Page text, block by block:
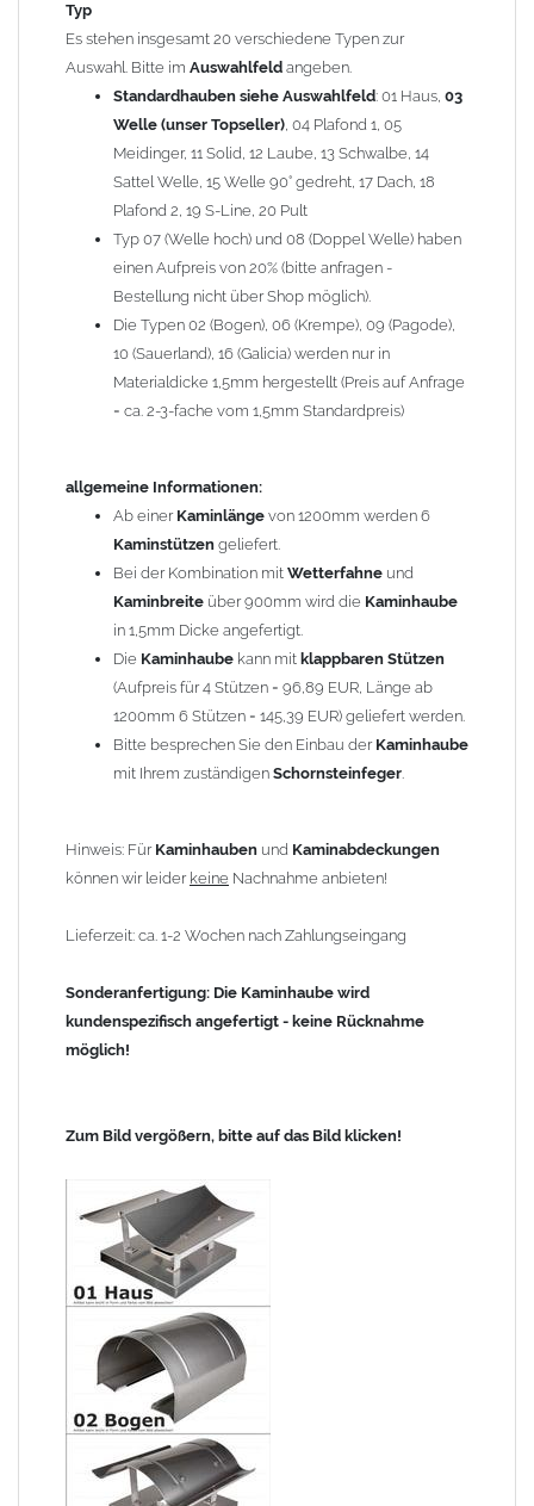
Ihrem zuständigen
Hinweis: FürKaminhaubenundKaminabdeckungenkönnen wir
Nachnahme anbieten!
Lieferzeit: ca. 1-2 Wochen nach Zahlungseingang
Sonderanfertigung: Die Kaminhaube wird kundenspezifisch
angefertigt - keine Rücknahme möglich!
Zum Bild vergößern, bitte auf das Bild klicken!
Typ
Es stehen insgesamt 20 verschiedene Typen zur
Auswahl. Bitte im Auswahlfeld angeben.
Standardhauben siehe Auswahlfeld: 01 Haus, 03
Welle (unser Topseller), 04 Plafond 1, 05
Meidinger, 11 Solid, 12 Laube, 13 Schwalbe, 14
Sattel Welle, 15 Welle 90° gedreht, 17 Dach, 18
Plafond 2, 19 S-Line, 20 Pult
Typ 07 (Welle hoch) und 08 (Doppel Welle) haben
einen Aufpreis von 20% (bitte anfragen -
Bestellung nicht über Shop möglich).
Die Typen 02 (Bogen), 06 (Krempe), 09 (Pagode),
10 (Sauerland), 16 (Galicia) werden nur in
Materialdicke 1,5mm hergestellt (Preis auf Anfrage
= ca. 2-3-fache vom 1,5mm Standardpreis)
allgemeine Informationen:
Ab einer Kaminlänge von 1200mm werden 6
Kaminstützen geliefert.
Bei der Kombination mit Wetterfahne und
Kaminbreite über 900mm wird die Kaminhaube
in 1,5mm Dicke angefertigt.
Die Kaminhaube kann mit klappbaren Stützen
(Aufpreis für 4 Stützen = 96,89 EUR, Länge ab
1200mm 6 Stützen = 145,39 EUR) geliefert werden.
Bitte besprechen Sie den Einbau der Kaminhaube
mit Ihrem zuständigen Schornsteinfeger.
Hinweis: Für Kaminhauben und Kaminabdeckungen
können wir leider keine Nachnahme anbieten!
Lieferzeit: ca. 1-2 Wochen nach Zahlungseingang
Sonderanfertigung: Die Kaminhaube wird
kundenspezifisch angefertigt - keine Rücknahme
möglich!
Zum Bild vergößern, bitte auf das Bild klicken!